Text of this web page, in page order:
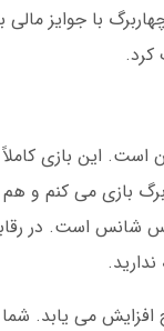
با جوایز
کرد.
است. این بازی
می کنم و هم
شانس است. در
از 1 شروع می شود و به تدریج